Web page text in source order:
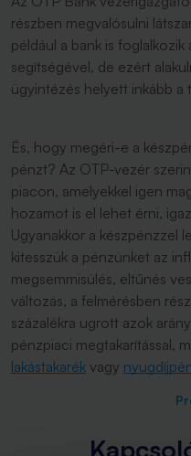
részben megvalósulni
például a bank is foglalkozik
segítségével, de ezért
ügyintézés helyett inkább a
És, hogy megéri-e a
pénzt? Az OTP-vezér
piacon, amelyekkel igen
hozamot is el lehet érni,
Ugyanakkor a készpénzzel
kitesszük a pénzünket az
megsemmisülés, eltűnés
változás, a felmérésben
százalékra ugrott azok
pénzpiaci megtakarítással,
lakástakarék vagy